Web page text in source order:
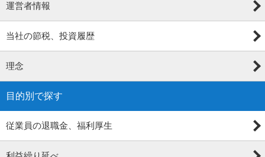
運営者情報
当社の節税、投資履歴
理念
目的別で探す
従業員の退職金、福利厚生